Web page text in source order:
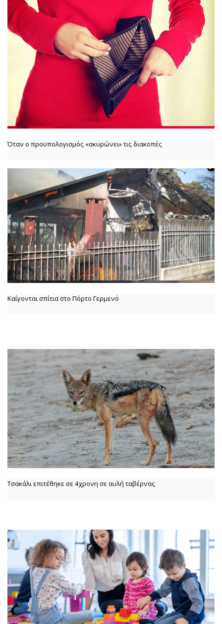
Όταν ο προϋπολογισμός «ακυρώνει» τις διακοπές
Καίγονται σπίτια στο Πόρτο Γερμενό
Τσακάλι επιτέθηκε σε 4χρονη σε αυλή ταβέρνας